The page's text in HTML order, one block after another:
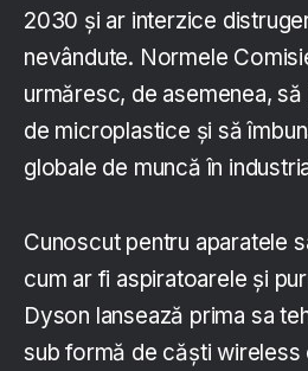
2030 și ar interzice
nevândute. Normele
urmăresc, de asemenea,
de microplastice și să
globale de muncă în
Cunoscut pentru aparatele
cum ar fi aspiratoarele și
Dyson lansează prima sa
sub formă de căști wireless